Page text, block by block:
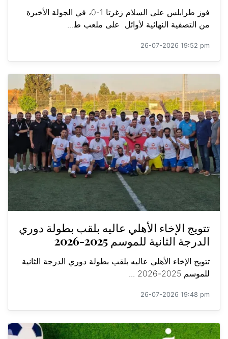
فوز طرابلس على السلام زغرتا 1-0، في الجولة الأخيرة
من التصفية النهائية لأوائل على ملعب ط...
26-07-2026 19:52 pm
تتويج الإخاء الأهلي عاليه بلقب بطولة دوري
الدرجة الثانية للموسم 2025-2026
تتويج الإخاء الأهلي عاليه بلقب بطولة دوري الدرجة الثانية
للموسم 2025-2026 ...
26-07-2026 19:48 pm